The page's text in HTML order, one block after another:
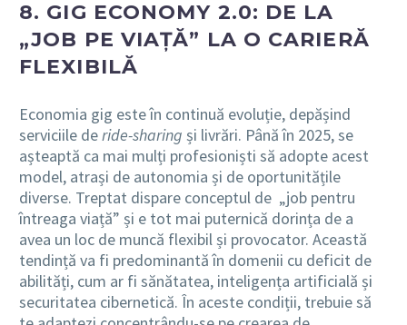
8. GIG ECONOMY 2.0: DE LA
„JOB PE VIAȚĂ” LA O CARIERĂ
FLEXIBILĂ
Economia gig este în continuă evoluție, depășind
serviciile deride-sharing și livrări. Până în 2025, se
așteaptă ca mai mulți profesioniști să adopte acest
model, atrași de autonomia și de oportunitățile
diverse. Treptat dispare conceptul de „job pentru
întreaga viață” și e tot mai puternică dorința de a
avea un loc de muncă flexibil și provocator. Această
tendință va fi predominantă în domenii cu deficit de
abilități, cum ar fi sănătatea, inteligența artificială și
securitatea cibernetică. În aceste condiții, trebuie să